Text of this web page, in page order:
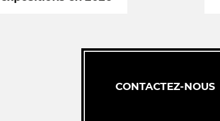
CONTACTEZ-NOUS